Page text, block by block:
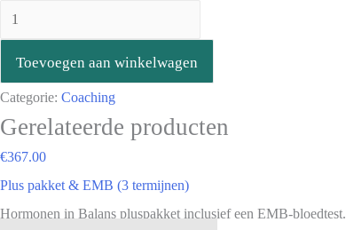
Toevoegen aan winkelwagen
Categorie: Coaching
Gerelateerde producten
€367.00
Plus pakket & EMB​ (3 termijnen)
Hormonen in Balans pluspakket inclusief een EMB-bloedtest.